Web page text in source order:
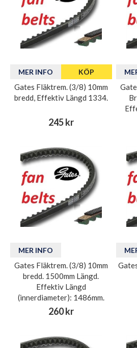
MER INFO KÖP
Gates Fläktrem. (3/8) 10mm
bredd, Effektiv Längd 1334.
245 kr
MER INFO
Gates Fläktrem. (3/8) 10mm
bredd. 1500mm Längd.
Effektiv Längd
(innerdiameter): 1486mm.
260 kr